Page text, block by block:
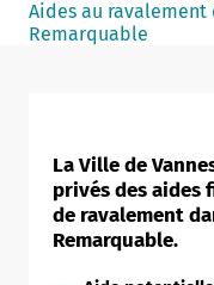
Aides au
Remarquable
La Ville de
privés des aides
de ravalement
Remarquable.